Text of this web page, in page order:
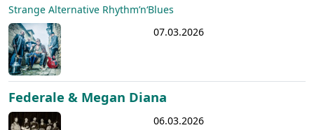
Strange Alternative Rhythm’n‘Blues
07.03.2026
Federale & Megan Diana
06.03.2026